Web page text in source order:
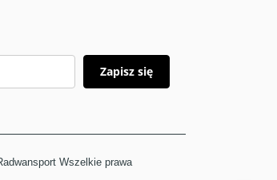
Zapisz się
Wszelkie prawa